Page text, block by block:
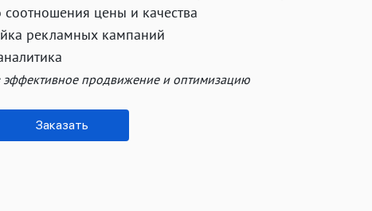
цены и качества
рекламных кампаний
продвижение и оптимизацию
Заказать